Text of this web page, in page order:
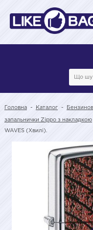
Головна - Каталог -
запальнички Zippo з накладкою
WAVES (Хвилі).